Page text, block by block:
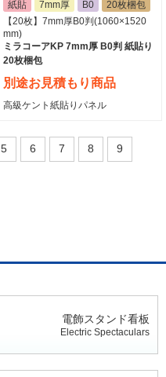
紙貼
7mm厚 B0
20枚梱包
【20枚】7mm厚B0判(1060×1520
mm)
ミラコーアKP 7mm厚 B0判 紙貼り
20枚梱包
別途お見積もり商品
高級ケント紙貼りパネル
5 6 7 8 9
電飾スタンド看板
Electric Spectaculars